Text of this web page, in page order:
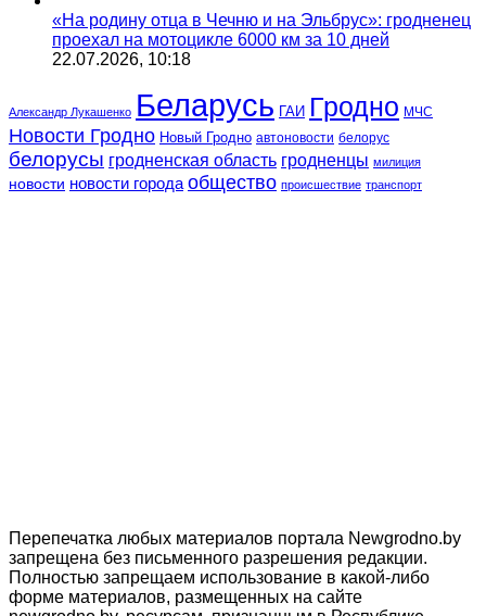
«На родину отца в Чечню и на Эльбрус»: гродненец
проехал на мотоцикле 6000 км за 10 дней
22.07.2026, 10:18
Александр Лукашенко Беларусь ГАИ Гродно МЧС
Новости Гродно Новый Гродно автоновости белорус
белорусы гродненская область гродненцы милиция
новости новости города общество происшествие транспорт
Перепечатка любых материалов портала Newgrodno.by
запрещена без письменного разрешения редакции.
Полностью запрещаем использование в какой-либо
форме материалов, размещенных на сайте